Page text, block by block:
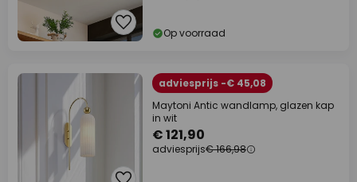
Op voorraad
adviesprijs -€ 45,08
Maytoni Antic wandlamp, glazen kap
in wit
€ 121,90
adviesprijs€ 166,98